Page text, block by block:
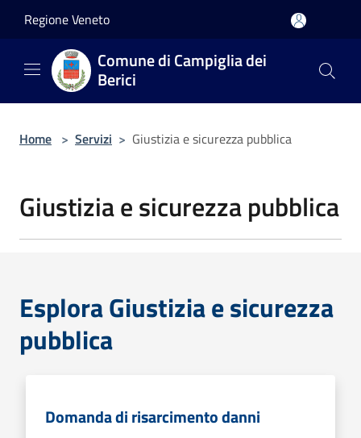
Regione Veneto
Comune di Campiglia dei
Berici
Home > Servizi > Giustizia e sicurezza pubblica
Giustizia e sicurezza pubblica
Esplora Giustizia e sicurezza
pubblica
Domanda di risarcimento danni